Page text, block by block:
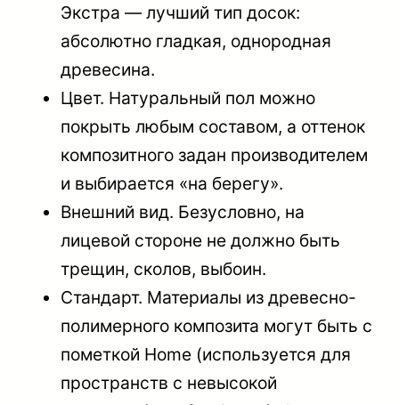
Экстра — лучший тип досок:
абсолютно гладкая, однородная
древесина.
Цвет. Натуральный пол можно
покрыть любым составом, а оттенок
композитного задан производителем
и выбирается «на берегу».
Внешний вид. Безусловно, на
лицевой стороне не должно быть
трещин, сколов, выбоин.
Стандарт. Материалы из древесно-
полимерного композита могут быть с
пометкой Home (используется для
пространств с невысокой